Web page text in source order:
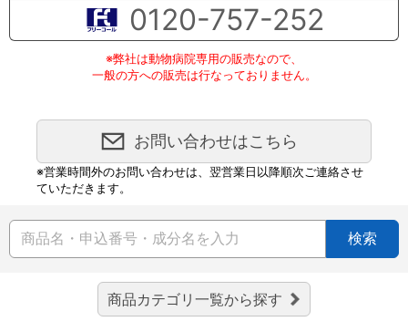
0120-757-252
※弊社は動物病院専用の販売なので、
一般の方への販売は行なっておりません。
お問い合わせはこちら
※営業時間外のお問い合わせは、翌営業日以降順次ご連絡させ
ていただきます。
検索
商品カテゴリ一覧から探す